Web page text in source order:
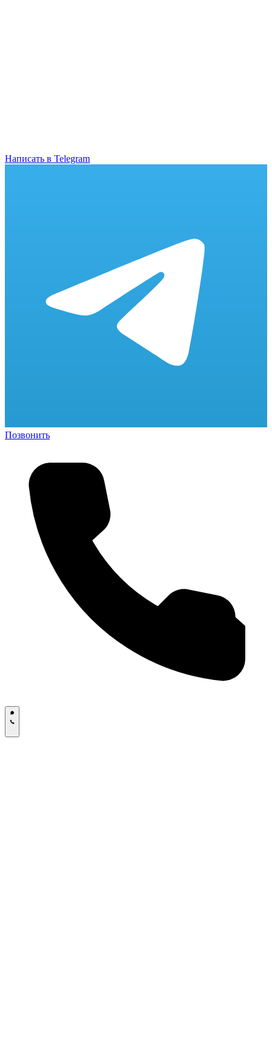
Написать в Telegram
Позвонить